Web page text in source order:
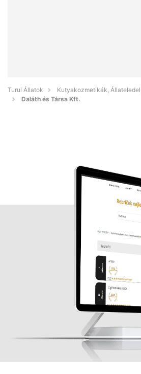
Turul Állatok
Kutyakozmetikák,
Daláth és Társa Kft.